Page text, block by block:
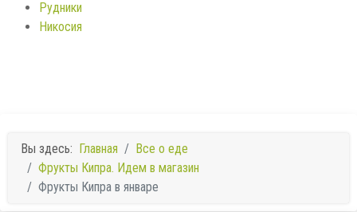
Рудники
Никосия
Вы здесь: Главная
Все о еде
Фрукты Кипра. Идем в магазин
Фрукты Кипра в январе